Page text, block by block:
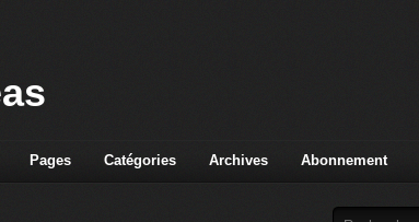
Pages Catégories Archives Abonnement